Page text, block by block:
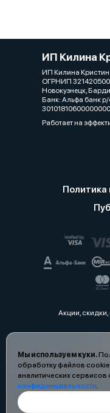
Мы используем куки.
обработку файлов
аналитических сервисов
конфиденциальности.
ИП Килина
ИП Килина
ОГРНИП
Новокузнецк,
Банк: Альфа банк
Работает на
Политика
Акции,